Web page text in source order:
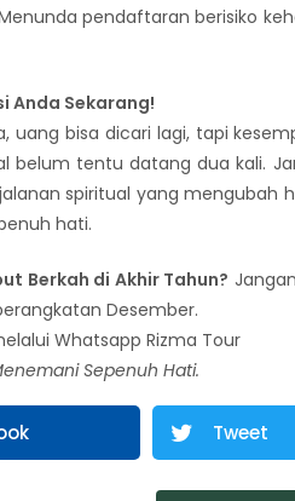
pendaftaran berisiko
Anda Sekarang!
uang bisa dicari lagi, tapi
belum tentu datang dua kali.
spiritual yang mengubah
hati.
Berkah di Akhir Tahun?
Desember.
Whatsapp Rizma Tour
Sepenuh Hati.
Tweet